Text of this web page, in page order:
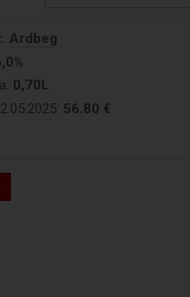
Ardbeg
0,70L
56.80 €